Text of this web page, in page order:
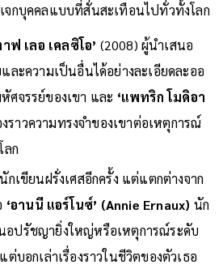
จกบุคคลแบบที่สั่นสะเทือนไปทั่วทั้งโลก
ฟ เลอ เคลซิโอ’ (2008) ผู้นำเสนอ
ละความเป็นอื่นได้อย่างละเอียดละออ
จรรย์ของเขา และ ‘แพทริก โมดิอา
ราวความทรงจำของเขาต่อเหตุการณ์
ลก
เขียนฝรั่งเศสอีกครั้ง แต่แตกต่างจาก
‘อานนี แอร์โนซ์’ (Annie Ernaux) นัก
อปรัชญายิ่งใหญ่หรือเหตุการณ์ระดับ
บอกเล่าเรื่องราวในชีวิตของตัวเธอ